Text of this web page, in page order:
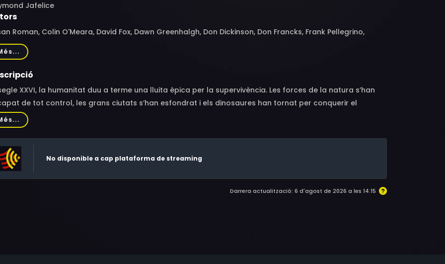
Jafelice
Roman, Colin O'Meara, David Fox, Dawn Greenhalgh, Don Dickinson, Don Francks, Frank Pellegrino,
Nicoll, Lenore Zann
XXVI, la humanitat duu a terme una lluita èpica per la supervivència. Les forces de la natura s’han
de tot control, les grans ciutats s’han esfondrat i els dinosaures han tornat per conquerir el
En aquesta terra salvatge, un home lluita tot sol, en Jack Tandrak, i defensa la humanitat en un
que s’ha tornat boig, un món on només sobreviuen els més forts, un món de Cadillacs i dinosaures.
No disponible a cap plataforma de streaming
Darrera actualització: 6 d'agost de 2026 a les 14:15